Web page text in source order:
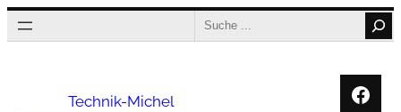
Zum
Inhalt
Search
Technik-Michel